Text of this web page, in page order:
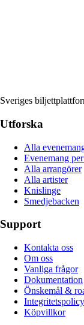
Sveriges
Utforska
Alla
Evenemang
Alla arrangörer
Alla artister
Knislinge
Smedjebacken
Support
Kontakta oss
Om oss
Vanliga frågor
Dokumentation
Önskemål &
Integritetspolicy
Köpvillkor